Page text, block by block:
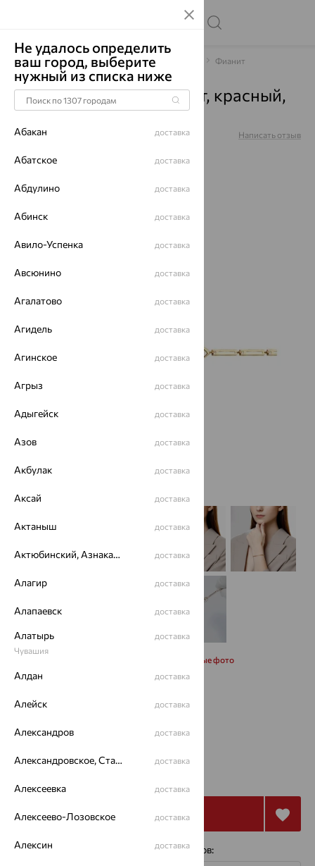
Главная Каталог Браслеты декоративные Фианит
Браслет, золото, фианит, красный,
051063
Артикул:
Написать отзыв
Запросить дополнительные фото
Размеры:
48 874
Купить
4 платежа по 12 219 с помощью сервисов:
Не удалось определить
ваш город, выберите
нужный из списка ниже
Абакан доставка
Абатское доставка
Абдулино доставка
Абинск доставка
Авило-Успенка доставка
Авсюнино доставка
Агалатово доставка
Агидель доставка
Агинское доставка
Агрыз доставка
Адыгейск доставка
Азов доставка
Акбулак доставка
Аксай доставка
Актаныш доставка
Актюбинский, Азнакаевский район доставка
Алагир доставка
Алапаевск доставка
Алатырь
Чувашия
доставка
Алдан доставка
Алейск доставка
Александров доставка
Александровское, Ставропольский край доставка
Алексеевка доставка
Алексеево-Лозовское доставка
Алексин доставка